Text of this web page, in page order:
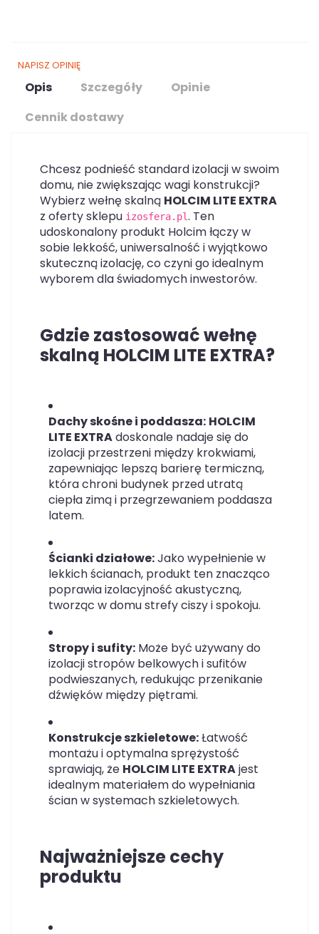
NAPISZ OPINIĘ
Opis Szczegóły
Opinie
Cennik dostawy
Chcesz podnieść standard izolacji w swoim
domu, nie zwiększając wagi konstrukcji?
Wybierz wełnę skalną HOLCIM LITE EXTRA
z oferty sklepu izosfera.pl. Ten
udoskonalony produkt Holcim łączy w
sobie lekkość, uniwersalność i wyjątkowo
skuteczną izolację, co czyni go idealnym
wyborem dla świadomych inwestorów.
Gdzie zastosować wełnę
skalną HOLCIM LITE EXTRA?
Dachy skośne i poddasza: HOLCIM
LITE EXTRAdoskonale nadaje się do
izolacji przestrzeni między krokwiami,
zapewniając lepszą barierę termiczną,
która chroni budynek przed utratą
ciepła zimą i przegrzewaniem poddasza
latem.
Ścianki działowe:Jako wypełnienie w
lekkich ścianach, produkt ten znacząco
poprawia izolacyjność akustyczną,
tworząc w domu strefy ciszy i spokoju.
Stropy i sufity: Może być używany do
izolacji stropów belkowych i sufitów
podwieszanych, redukując przenikanie
dźwięków między piętrami.
Konstrukcje szkieletowe:Łatwość
montażu i optymalna sprężystość
sprawiają, że HOLCIM LITE EXTRAjest
idealnym materiałem do wypełniania
ścian w systemach szkieletowych.
Najważniejsze cechy
produktu